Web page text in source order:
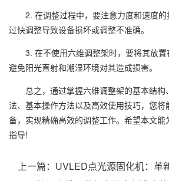
2. 在调整过程中，要注意力度和速度的
过快调整导致设备损坏或调整不准确。
3. 在不使用六维调整架时，要将其放置
避免阳光直射和潮湿环境对其造成损害。
总之，通过掌握六维调整架的基本结构
法、基本操作方法以及高效使用技巧，您
备，实现精确高效的调整工作。希望本文能
指导!
上一篇： UVLED点光源固化机：革新固化